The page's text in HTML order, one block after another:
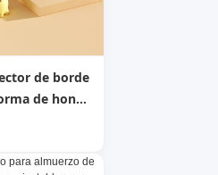
de borde
de hongo